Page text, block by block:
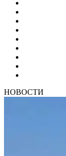
НОВОСТИ